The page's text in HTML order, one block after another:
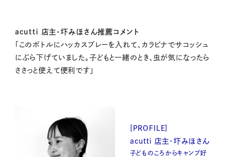
acutti 店主・圷みほさん推薦コメント
「このボトルにハッカスプレーを入れて、カラビナでサコッシュ
にぶら下げていました。子どもと一緒のとき、虫が気になったら
ささっと使えて便利です」
[PROFILE]
acutti 店主・圷みほさん
子どものころからキャンプ好